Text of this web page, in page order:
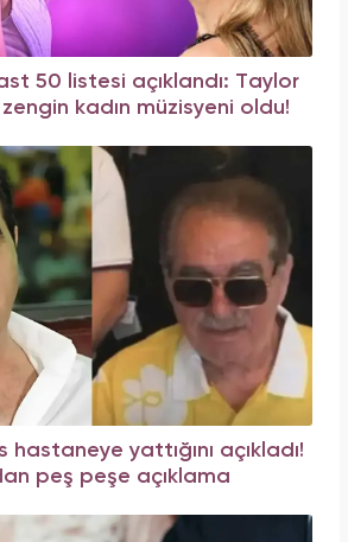
50 listesi açıklandı: Taylor
kadın müzisyeni oldu!
hastaneye yattığını açıkladı!
peş peşe açıklama